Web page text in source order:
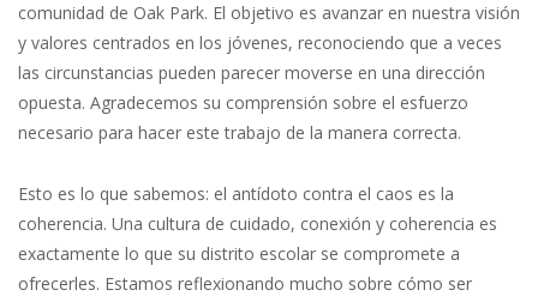
comunidad de Oak Park. El objetivo es avanzar en nuestra visión
y valores centrados en los jóvenes, reconociendo que a veces
las circunstancias pueden parecer moverse en una dirección
opuesta. Agradecemos su comprensión sobre el esfuerzo
necesario para hacer este trabajo de la manera correcta.
Esto es lo que sabemos: el antídoto contra el caos es la
coherencia. Una cultura de cuidado, conexión y coherencia es
exactamente lo que su distrito escolar se compromete a
ofrecerles. Estamos reflexionando mucho sobre cómo ser